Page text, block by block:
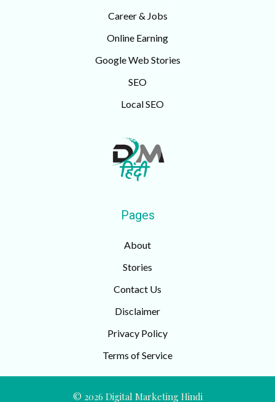
Career & Jobs
Online Earning
Google Web Stories
SEO
Local SEO
Pages
About
Stories
Contact Us
Disclaimer
Privacy Policy
Terms of Service
© 2026 Digital Marketing Hindi